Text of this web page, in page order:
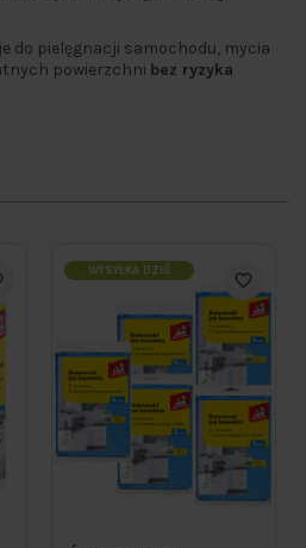
do pielęgnacji samochodu, mycia
powierzchni bez ryzyka
WYSYŁKA DZIŚ